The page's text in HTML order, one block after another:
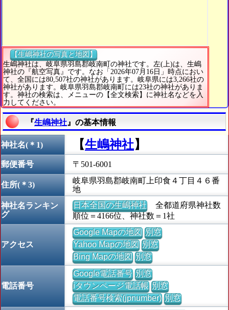
【生嶋神社の写真と地図】
生嶋神社は、岐阜県羽島郡岐南町の神社です。左(上)は、生嶋
神社の『航空写真』です。なお「2026年07月16日」時点におい
て、全国には80,507社の神社があります。岐阜県には3,266社の
神社があります。岐阜県羽島郡岐南町には23社の神社がありま
す。神社の検索は、メニューの【全文検索】に神社名などを入
力してください。
『生嶋神社 』の基本情報
神社名(＊1) 【生嶋神社】
郵便番号 〒501-6001
住所(＊3)
岐阜県羽島郡岐南町上印食４丁目４６番
地
神社名ランキン
グ
日本全国の生嶋神社全都道府県神社数
順位＝4166位、神社数＝1社
アクセス
Google Mapの地図 別窓
Yahoo Mapの地図 別窓
Bing Mapの地図 別窓
電話番号
Google電話番号 別窓
iタウンページ電話帳 別窓
電話番号検索(jpnumber) 別窓